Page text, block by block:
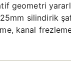
geometri
silindirik
kanal